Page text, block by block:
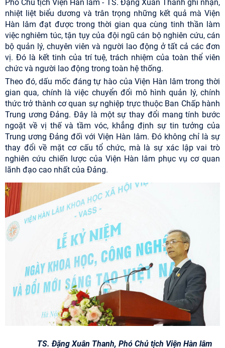
Phó Chủ tịch Viện Hàn lâm - TS. Đặng Xuân Thanh ghi nhận,
nhiệt liệt biểu dương và trân trọng những kết quả mà Viện
Hàn lâm đạt được trong thời gian qua cùng tinh thần làm
việc nghiêm túc, tận tụy của đội ngũ cán bộ nghiên cứu, cán
bộ quản lý, chuyên viên và người lao động ở tất cả các đơn
vị. Đó là kết tinh của trí tuệ, trách nhiệm của toàn thể viên
chức và người lao động trong toàn hệ thống.
Theo đó, dấu mốc đáng tự hào của Viện Hàn lâm trong thời
gian qua, chính là việc chuyển đổi mô hình quản lý, chính
thức trở thành cơ quan sự nghiệp trực thuộc Ban Chấp hành
Trung ương Đảng. Đây là một sự thay đổi mang tính bước
ngoặt về vị thế và tầm vóc, khẳng định sự tin tưởng của
Trung ương Đảng đối với Viện Hàn lâm. Đó không chỉ là sự
thay đổi về mặt cơ cấu tổ chức, mà là sự xác lập vai trò
nghiên cứu chiến lược của Viện Hàn lâm phục vụ cơ quan
lãnh đạo cao nhất của Đảng.
TS. Đặng Xuân Thanh, Phó Chủ tịch Viện Hàn lâm